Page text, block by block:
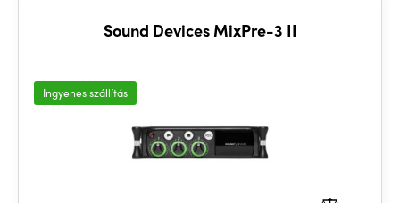
Sound Devices MixPre-3 II
Ingyenes szállítás